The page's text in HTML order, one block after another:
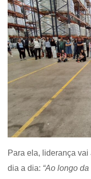
Para ela, liderança
dia a dia: “Ao longo